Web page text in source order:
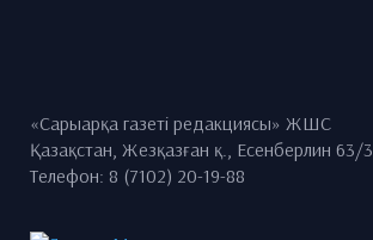
«Сарыарқа газеті редакциясы» ЖШС
Қазақстан, Жезқазған қ., Есенберлин 63/3
Телефон: 8 (7102) 20-19-88